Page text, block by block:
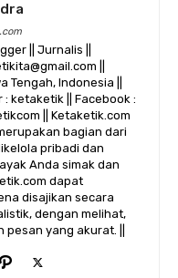
|| Jurnalis ||
||
Tengah, Indonesia ||
ketaketik || Facebook :
|| Ketaketik.com
bagian dari
pribadi dan
Anda simak dan
dapat
disajikan secara
dengan melihat,
yang akurat. ||